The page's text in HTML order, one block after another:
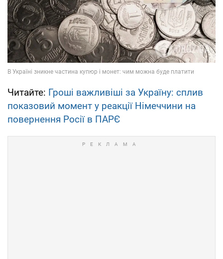
Читайте: Гроші важливіші за Україну: сплив
показовий момент у реакції Німеччини на
повернення Росії в ПАРЄ